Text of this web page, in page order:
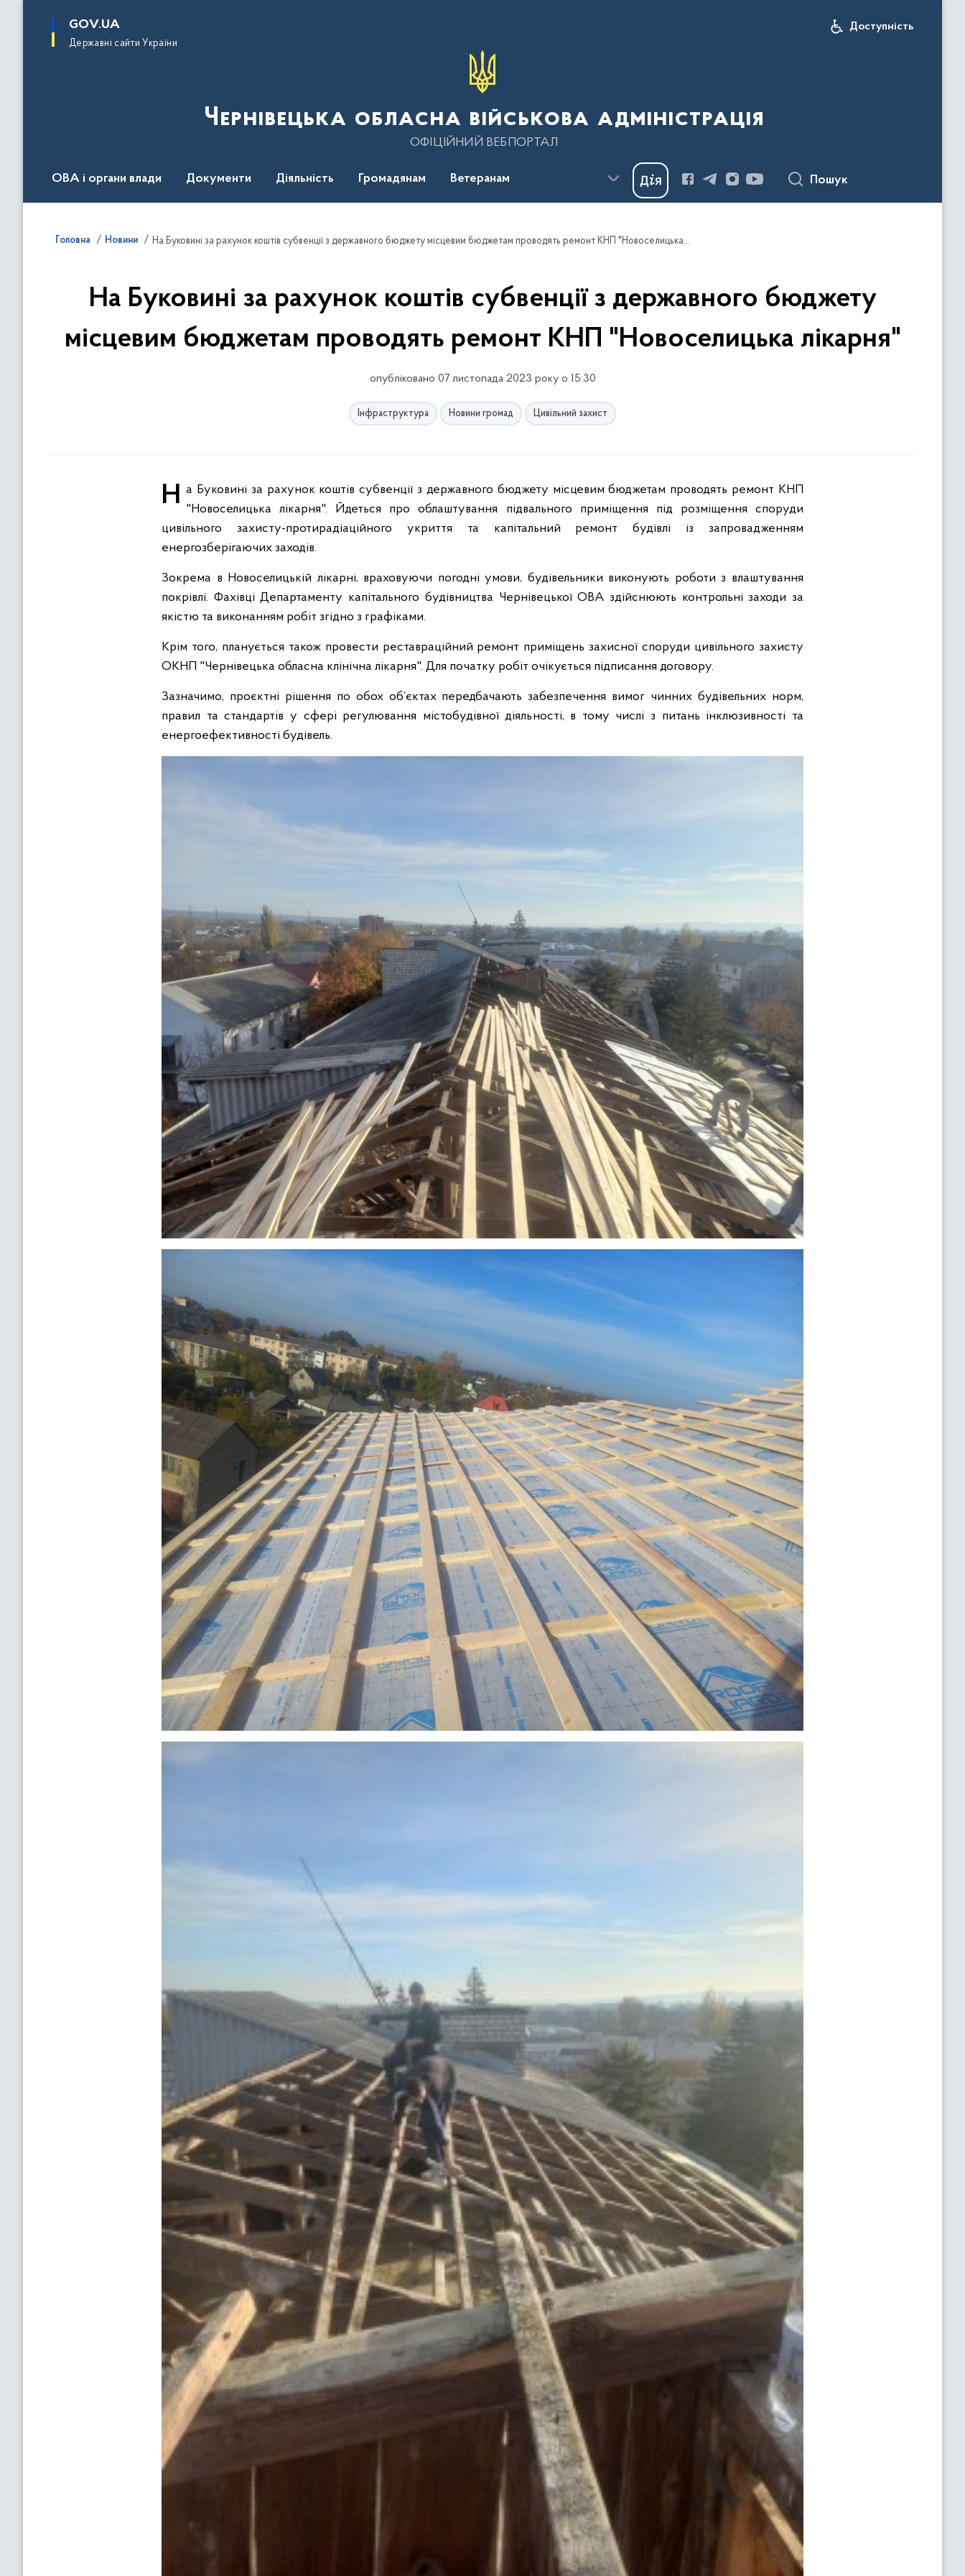
основного
GOV.UA
Державні сайти України
Доступність
Чернівецька обласна військова адміністрація
ОФІЦІЙНИЙ ВЕБПОРТАЛ
ОВА і органи влади Документи Діяльність Громадянам Ветеранам Пошук
Головна Новини На Буковині за рахунок коштів субвенції з державного бюджету місцевим бюджетам проводять ремонт КНП "Новоселицька лікарня"
На Буковині за рахунок коштів субвенції з державного бюджету
місцевим бюджетам проводять ремонт КНП "Новоселицька лікарня"
опубліковано 07 листопада 2023 року о 15:30
Інфраструктура Новини громад Цивільний захист
На Буковині за рахунок коштів субвенції з державного бюджету місцевим бюджетам проводять ремонт КНП "Новоселицька лікарня". Йдеться про облаштування підвального приміщення під розміщення споруди
цивільного захисту-протирадіаційного укриття та капітальний ремонт будівлі із запровадженням
енергозберігаючих заходів.
Зокрема в Новоселицькій лікарні, враховуючи погодні умови, будівельники виконують роботи з влаштування
покрівлі. Фахівці Департаменту капітального будівництва Чернівецької ОВА здійснюють контрольні заходи за
якістю та виконанням робіт згідно з графіками.
Крім того, планується також провести реставраційний ремонт приміщень захисної споруди цивільного захисту
ОКНП "Чернівецька обласна клінічна лікарня". Для початку робіт очікується підписання договору.
Зазначимо, проєктні рішення по обох об’єктах передбачають забезпечення вимог чинних будівельних норм,
правил та стандартів у сфері регулювання містобудівної діяльності, в тому числі з питань інклюзивності та
енергоефективності будівель.